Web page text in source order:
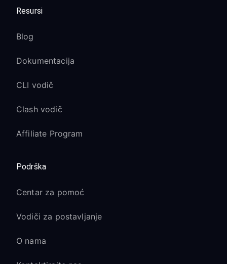
Resursi
Blog
Dokumentacija
CLI vodič
Clash vodič
Affiliate Program
Podrška
Centar za pomoć
Vodiči za postavljanje
O nama